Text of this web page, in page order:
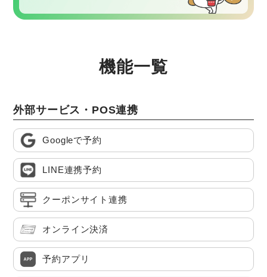
機能一覧
外部サービス・POS連携
Googleで予約
LINE連携予約
クーポンサイト連携
オンライン決済
予約アプリ